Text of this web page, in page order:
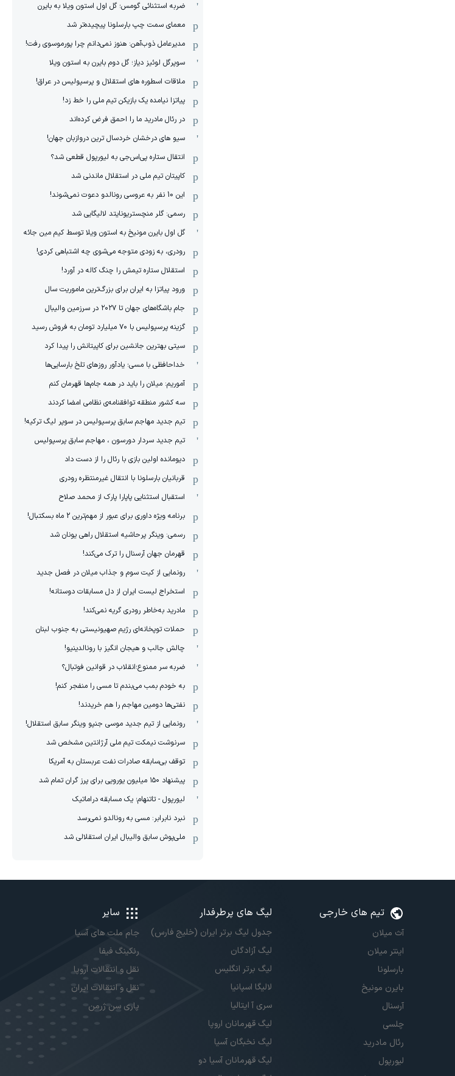
ضربه استثنائی گومس؛ گل اول استون ویلا به بایرن
معمای سمت چپ بارسلونا پیچیده‌تر شد
مدیرعامل ذوب‌آهن: هنوز نمی‌دانم چرا پورموسوی رفت!
سوپرگل لوئیز دیاز؛ گل دوم بایرن به استون ویلا
ملاقات اسطوره های استقلال و پرسپولیس در عراق!
پیاتزا نیامده یک بازیکن تیم ملی را خط زد!
در رئال مادرید ما را احمق فرض کرده‌اند
سیو های درخشان خردسال ترین دروازبان جهان!
انتقال ستاره پی‌اس‌جی به لیورپول قطعی شد؟
کاپیتان تیم ملی در استقلال ماندنی شد
این 10 نفر به عروسی رونالدو دعوت نمی‌شوند!
رسمی: گلر منچستریونایتد لالیگایی شد
گل اول بایرن مونیخ به استون ویلا توسط کیم مین جائه
رودری، به زودی متوجه می‌شوی چه اشتباهی کردی!
استقلال ستاره تیمش را چنگ کاله در آورد!
ورود پیاتزا به ایران برای بزرگ‌ترین ماموریت سال
جام باشگاه‌های جهان تا ۲۰۲۷ در سرزمین والیبال
گزینه پرسپولیس با ۷۰ میلیارد تومان به فروش رسید
سیتی بهترین جانشین برای کاپیتانش را پیدا کرد
خداحافظی با مسی؛ یادآور روزهای تلخ بارسایی‌ها
آموریم: میلان را باید در همه جام‌ها قهرمان کنم
سه کشور منطقه توافقنامه‌ی نظامی امضا کردند
تیم جدید مهاجم سابق پرسپولیس در سوپر لیگ ترکیه!
تیم جدید سردار دورسون ، مهاجم سابق پرسپولیس
دیومانده اولین بازی با رئال را از دست داد
قربانیان بارسلونا با انتقال غیرمنتظره رودری
استقبال استثنایی پاپارا پارک از محمد صلاح
برنامه ویژه داوری برای عبور از مهم‌ترین 2 ماه بسکتبال!
رسمی: وینگر پرحاشیه استقلال راهی یونان شد
قهرمان جهان آرسنال را ترک می‌کند!
رونمایی از کیت سوم و جذاب میلان در فصل جدید
استخراج لیست ایران از دل مسابقات دوستانه!
مادرید به‌خاطر رودری گریه نمی‌کند!
حملات توپخانه‌ای رژیم صهیونیستی به جنوب لبنان
چالش جالب و هیجان انگیز با رونالدینیو!
ضربه سر ممنوع؛انقلاب در قوانین فوتبال؟
به خودم بمب می‌بندم تا مسی را منفجر کنم!
نفتی‌ها دومین مهاجم را هم خریدند!
رونمایی از تیم جدید موسی جنپو وینگر سابق استقلال!
سرنوشت نیمکت تیم ملی آرژانتین مشخص شد
توقف بی‌سابقه صادرات نفت عربستان به آمریکا
پیشنهاد ۱۵۰ میلیون یورویی برای پرز گران تمام شد
لیورپول - تاتنهام؛ یک مسابقه دراماتیک
نبرد نابرابر: مسی به رونالدو نمی‌رسد
ملی‌پوش سابق والیبال ایران استقلالی شد
تیم های خارجی
آث میلان
اینتر میلان
بارسلونا
بایرن مونیخ
آرسنال
چلسی
رئال مادرید
لیورپول
لیگ های پرطرفدار
جدول لیگ برتر ایران (خلیج فارس)
لیگ آزادگان
لیگ برتر انگلیس
لالیگا اسپانیا
سری آ ایتالیا
لیگ قهرمانان اروپا
لیگ نخبگان آسیا
لیگ قهرمانان آسیا دو
سایر
جام ملت های آسیا
رنکینگ فیفا
نقل و انتقالات اروپا
نقل و انتقالات ایران
پاری سن ژرمن